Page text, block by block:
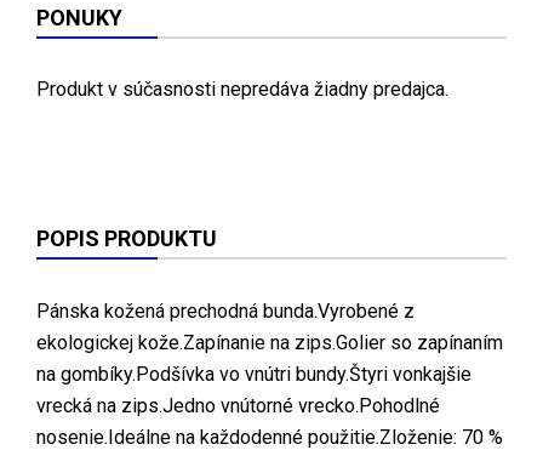
PONUKY
Produkt v súčasnosti nepredáva žiadny predajca.
POPIS PRODUKTU
Pánska kožená prechodná bunda.Vyrobené z
ekologickej kože.Zapínanie na zips.Golier so zapínaním
na gombíky.Podšívka vo vnútri bundy.Štyri vonkajšie
vrecká na zips.Jedno vnútorné vrecko.Pohodlné
nosenie.Ideálne na každodenné použitie.Zloženie: 70 %